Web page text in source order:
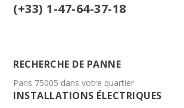
(+33) 1-47-64-37-18
RECHERCHE DE PANNE
Paris 75005 dans votre quartier
INSTALLATIONS ÉLECTRIQUES